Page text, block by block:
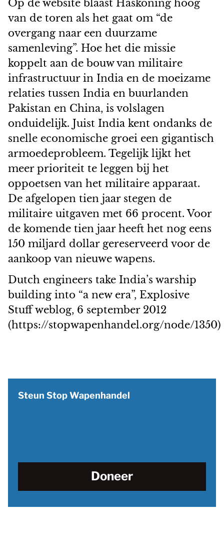
Op de website blaast Haskoning hoog
van de toren als het gaat om “de
overgang naar een duurzame
samenleving”. Hoe het die missie
koppelt aan de bouw van militaire
infrastructuur in India en de moeizame
relaties tussen India en buurlanden
Pakistan en China, is volslagen
onduidelijk. Juist India kent ondanks de
snelle economische groei een gigantisch
armoedeprobleem. Tegelijk lijkt het
meer prioriteit te leggen bij het
oppoetsen van het militaire apparaat.
De afgelopen tien jaar stegen de
militaire uitgaven met 66 procent. Voor
de komende tien jaar heeft het nog eens
150 miljard dollar gereserveerd voor de
aankoop van nieuwe wapens.
Dutch engineers take India’s warship
building into “a new era”, Explosive
Stuff weblog, 6 september 2012
(https://stopwapenhandel.org/node/1350)
Steun Stop Wapenhandel
Doneer